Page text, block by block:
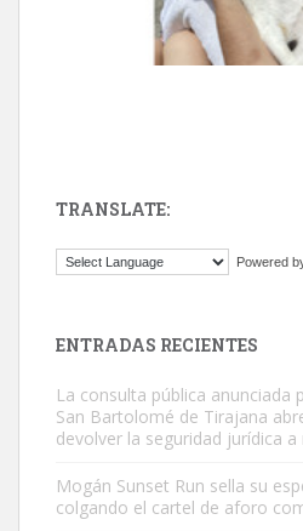
próximos días, ella incluida...
Leales.org » Gran Canaria
9.7.2025
Este gato macho ha aparecido en la
Adopción urgente
TRANSLATE:
Powered
ENTRADAS RECIENTES
La consulta pública anunciada
San Bartolomé de Tirajana
devolver la seguridad jurídica
Mogán Sunset Run sella su
colgando el cartel de aforo